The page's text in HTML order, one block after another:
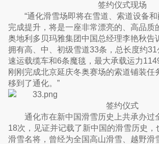
签约仪式现场
“通化滑雪场即将在雪道、索道设备
完成提升，将是一座非常漂亮的、高品质
奥地利多贝玛雅集团中国总经理李艳秋告
拥有高、中、初级雪道33条，总长度约
速运载缆车和6条魔毯，最大承载运力
刚刚完成北京延庆冬奥赛场的索道铺装任
移到了通化。”
签约仪式
通化市在新中国滑雪历史上共承办过
18次，见证并记载了新中国的滑雪历史，
滑雪名将，曾经为全国高山滑雪、越野滑